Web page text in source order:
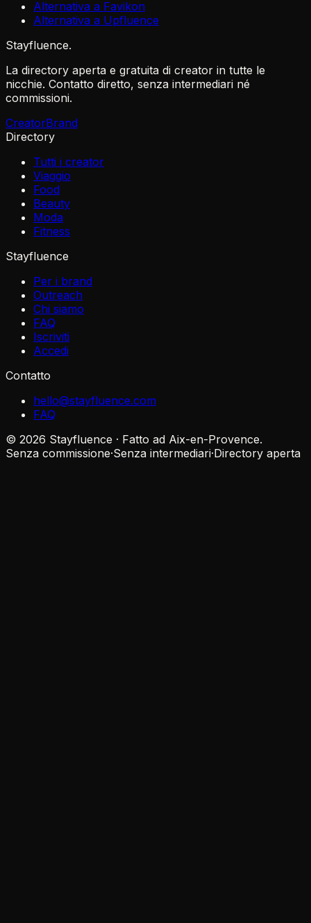
Alternativa a Favikon
Alternativa a Upfluence
Stayfluence.
La directory aperta e gratuita di creator in tutte le
nicchie. Contatto diretto, senza intermediari né
commissioni.
CreatorBrand
Directory
Tutti i creator
Viaggio
Food
Beauty
Moda
Fitness
Stayfluence
Per i brand
Outreach
Chi siamo
FAQ
Iscriviti
Accedi
Contatto
hello@stayfluence.com
FAQ
© 2026 Stayfluence · Fatto ad Aix-en-Provence.
Senza commissione·Senza intermediari·Directory aperta